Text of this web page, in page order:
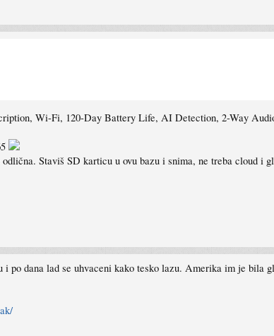
Wi-Fi, 120-Day Battery Life, AI Detection, 2-Way
Staviš SD karticu u ovu bazu i snima, ne treba cloud i
po dana lad se uhvaceni kako tesko lazu. Amerika im je bila